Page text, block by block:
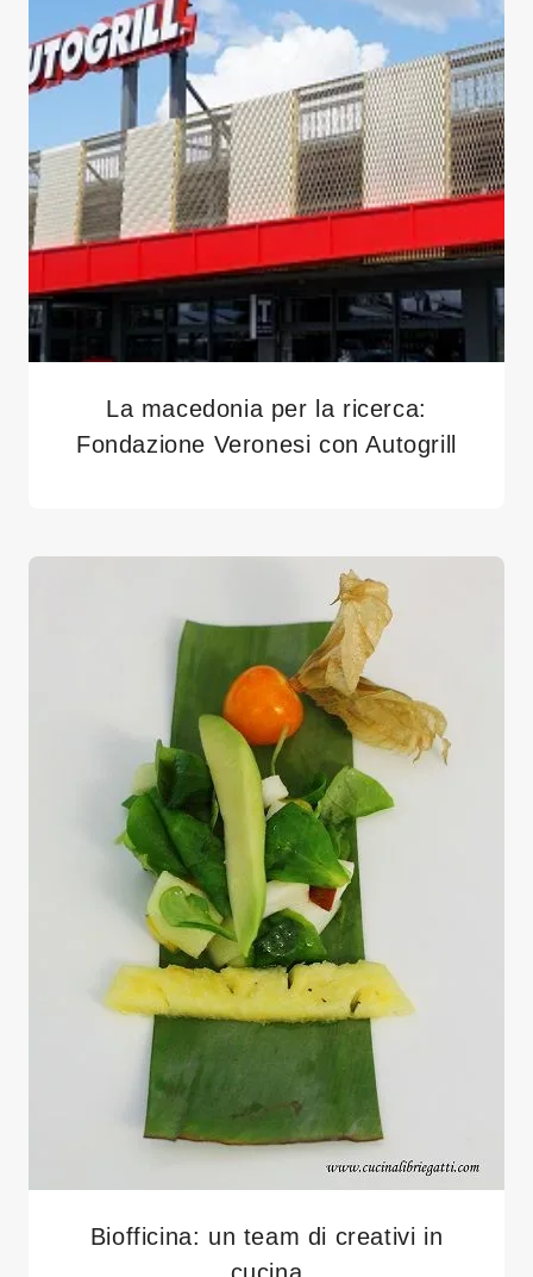
La macedonia per la ricerca:
Fondazione Veronesi con Autogrill
Biofficina: un team di creativi in
cucina